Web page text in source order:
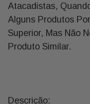
Atacadistas,
Alguns Produtos
Superior, Mas Não
Produto Similar.
Descrição: